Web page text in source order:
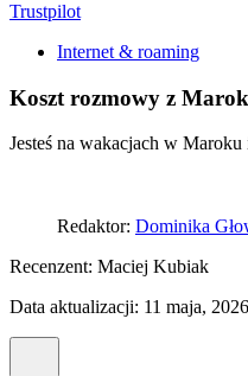
Trustpilot
Internet & roaming
Koszt rozmowy z
Jesteś na wakacjach w
Redaktor: Dominika
Recenzent: Maciej Kubiak
Data aktualizacji: 11 maja, 2026